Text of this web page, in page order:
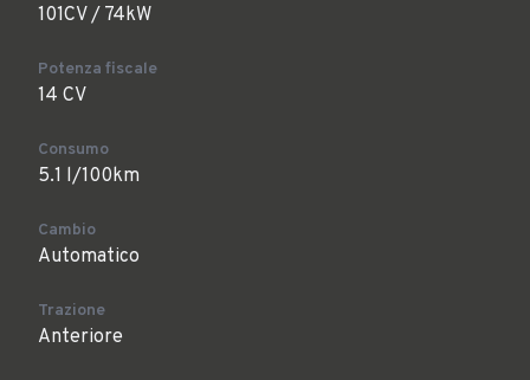
101CV / 74kW
Potenza fiscale
14 CV
Consumo
5.1 l/100km
Cambio
Automatico
Trazione
Anteriore